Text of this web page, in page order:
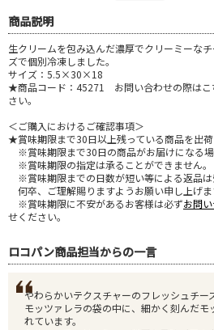
商品説明
生クリームを包み込んだ濃厚でクリーミーな
ズで個別冷凍しました。
サイズ：5.5×30×18
★商品コード：45271 お問い合わせの際はこ
さい。
＜ご購入におけるご確認事項＞
★賞味期限まで30日以上残っている商品を出荷
※賞味期限まで30日の商品がお届けになる場
※賞味期限の指定は承ることができません。
※賞味期限までの日数が短い等による返品は
何卒、ご理解賜りますようお願い申し上げま
※賞味期限に不安があるお客様は必ずお問
せください。
ロコパン商品担当からの一言
やわらかいテクスチャーのフレッシュチー
モッツァレラの袋の中に、細かく刻んだ
れています。